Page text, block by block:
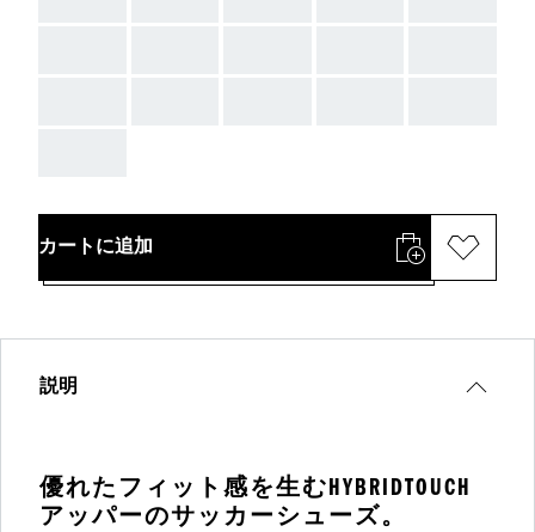
カートに追加
説明
優れたフィット感を生むHYBRIDTOUCH
アッパーのサッカーシューズ。